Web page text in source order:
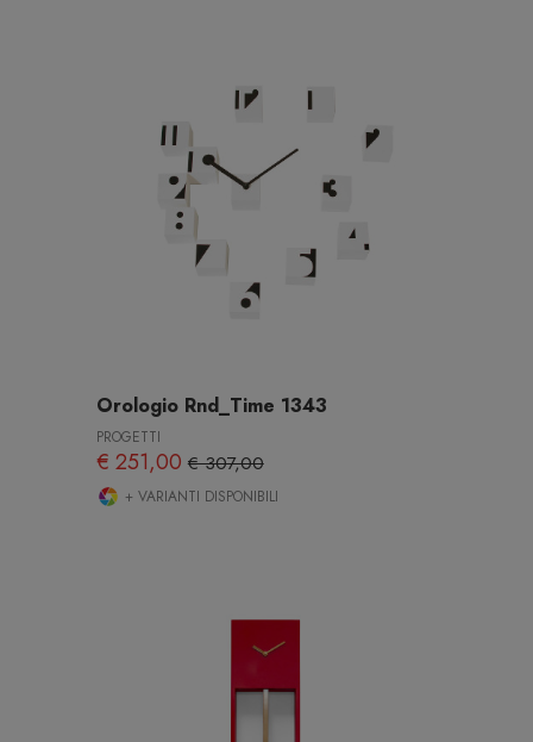
Orologio Rnd_Time 1343
PROGETTI
€ 251,00€ 307,00
+ VARIANTI DISPONIBILI